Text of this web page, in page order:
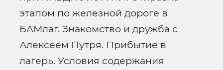
этапом по железной дороге в
БАМлаг. Знакомство и дружба с
Алексеем Путря. Прибытие в
лагерь. Условия содержания